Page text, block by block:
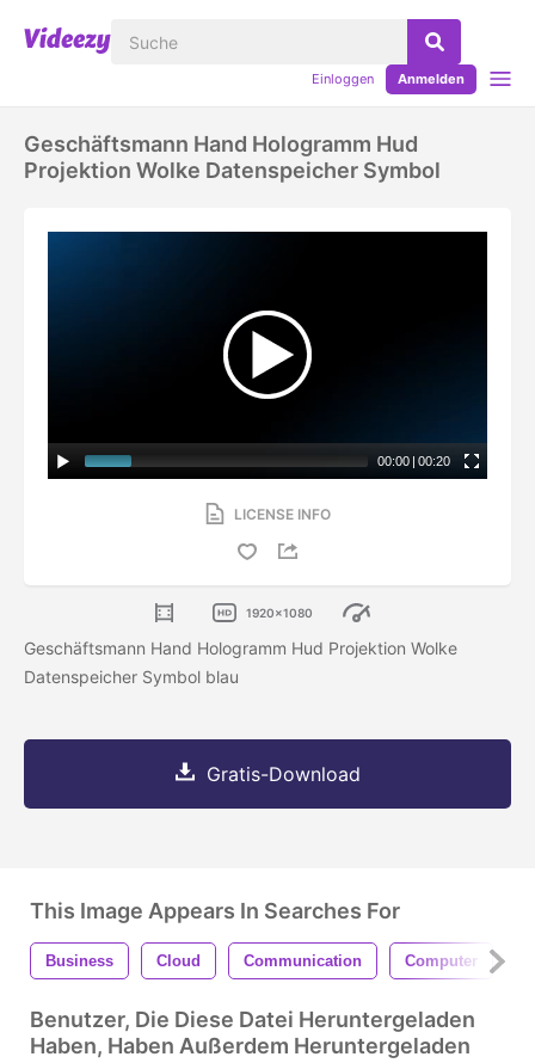
Einloggen Anmelden
Geschäftsmann Hand Hologramm Hud
Projektion Wolke Datenspeicher Symbol
00:00 | 00:20
LICENSE INFO
1920x1080
Geschäftsmann Hand Hologramm Hud Projektion Wolke
Datenspeicher Symbol blau
Gratis-Download
This Image Appears In Searches For
Business Cloud Communication Computer
Benutzer, Die Diese Datei Heruntergeladen
Haben, Haben Außerdem Heruntergeladen